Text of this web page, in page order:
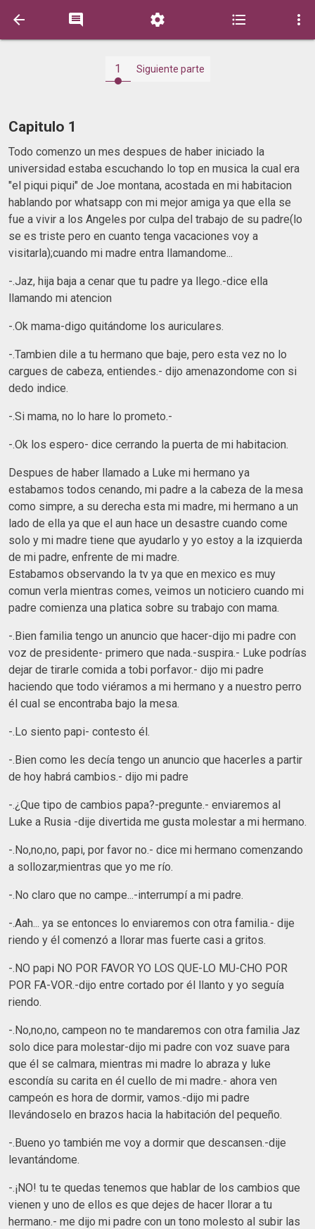
    
1 Siguiente parte
Capitulo 1
Todo comenzo un mes despues de haber iniciado la
universidad estaba escuchando lo top en musica la cual era
"el piqui piqui" de Joe montana, acostada en mi habitacion
hablando por whatsapp con mi mejor amiga ya que ella se
fue a vivir a los Angeles por culpa del trabajo de su padre(lo
se es triste pero en cuanto tenga vacaciones voy a
visitarla);cuando mi madre entra llamandome...
-.Jaz, hija baja a cenar que tu padre ya llego.-dice ella
llamando mi atencion
-.Ok mama-digo quitándome los auriculares.
-.Tambien dile a tu hermano que baje, pero esta vez no lo
cargues de cabeza, entiendes.- dijo amenazondome con si
dedo indice.
-.Si mama, no lo hare lo prometo.-
-.Ok los espero- dice cerrando la puerta de mi habitacion.
Despues de haber llamado a Luke mi hermano ya
estabamos todos cenando, mi padre a la cabeza de la mesa
como simpre, a su derecha esta mi madre, mi hermano a un
lado de ella ya que el aun hace un desastre cuando come
solo y mi madre tiene que ayudarlo y yo estoy a la izquierda
de mi padre, enfrente de mi madre.
Estabamos observando la tv ya que en mexico es muy
comun verla mientras comes, veimos un noticiero cuando mi
padre comienza una platica sobre su trabajo con mama.
-.Bien familia tengo un anuncio que hacer-dijo mi padre con
voz de presidente- primero que nada.-suspira.- Luke podrías
dejar de tirarle comida a tobi porfavor.- dijo mi padre
haciendo que todo viéramos a mi hermano y a nuestro perro
él cual se encontraba bajo la mesa.
-.Lo siento papi- contesto él.
-.Bien como les decía tengo un anuncio que hacerles a partir
de hoy habrá cambios.- dijo mi padre
-.¿Que tipo de cambios papa?-pregunte.- enviaremos al
Luke a Rusia -dije divertida me gusta molestar a mi hermano.
-.No,no,no, papi, por favor no.- dice mi hermano comenzando
a sollozar,mientras que yo me río.
-.No claro que no campe...-interrumpí a mi padre.
-.Aah... ya se entonces lo enviaremos con otra familia.- dije
riendo y él comenzó a llorar mas fuerte casi a gritos.
-.NO papi NO POR FAVOR YO LOS QUE-LO MU-CHO POR
POR FA-VOR.-dijo entre cortado por él llanto y yo seguía
riendo.
-.No,no,no, campeon no te mandaremos con otra familia Jaz
solo dice para molestar-dijo mi padre con voz suave para
que él se calmara, mientras mi madre lo abraza y luke
escondía su carita en él cuello de mi madre.- ahora ven
campeón es hora de dormir, vamos.-dijo mi padre
llevándoselo en brazos hacia la habitación del pequeño.
-.Bueno yo también me voy a dormir que descansen.-dije
levantándome.
-.¡NO! tu te quedas tenemos que hablar de los cambios que
vienen y uno de ellos es que dejes de hacer llorar a tu
hermano.- me dijo mi padre con un tono molesto al subir las